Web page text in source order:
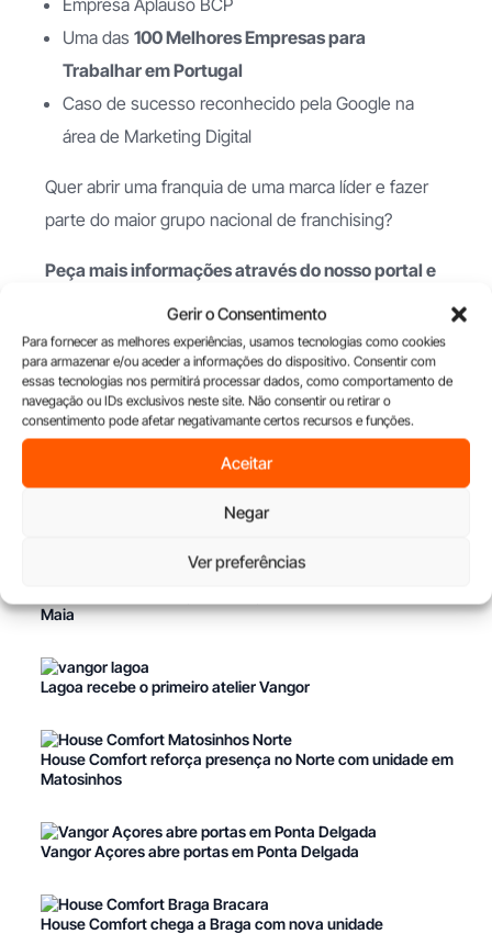
Gerir o Consentimento
Para fornecer as melhores experiências, usamos tecnologias como cookies
para armazenar e/ou aceder a informações do dispositivo. Consentir com
essas tecnologias nos permitirá processar dados, como comportamento de
navegação ou IDs exclusivos neste site. Não consentir ou retirar o
consentimento pode afetar negativamante certos recursos e funções.
Aceitar
Negar
Ver preferências
Uma das 100 Melhores Empresas para
Trabalhar em Portugal
Caso de sucesso reconhecido pela Google na
área de Marketing Digital
Quer abrir uma franquia de uma marca líder e fazer
parte do maior grupo nacional de franchising?
Peça mais informações através do nosso portal e
descubra as oportunidades que o grupo NBRAND
tem para si.
Saber Mais Informações
Maia
Lagoa recebe o primeiro atelier Vangor
House Comfort reforça presença no Norte com unidade em
Matosinhos
Vangor Açores abre portas em Ponta Delgada
House Comfort chega a Braga com nova unidade